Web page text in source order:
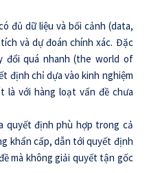
đủ dữ liệu và bối cảnh (data,
và dự đoán chính xác. Đặc
quá nhanh (the world of
định chỉ dựa vào kinh nghiệm
là với hàng loạt vấn đề chưa
quyết định phù hợp trong cả
khẩn cấp, dẫn tới quyết định
mà không giải quyết tận gốc